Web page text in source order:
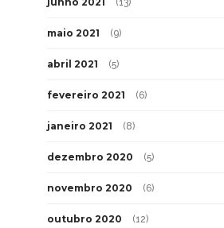
maio 2021 (9)
abril 2021 (5)
fevereiro 2021 (6)
janeiro 2021 (8)
dezembro 2020 (5)
novembro 2020 (6)
outubro 2020 (12)